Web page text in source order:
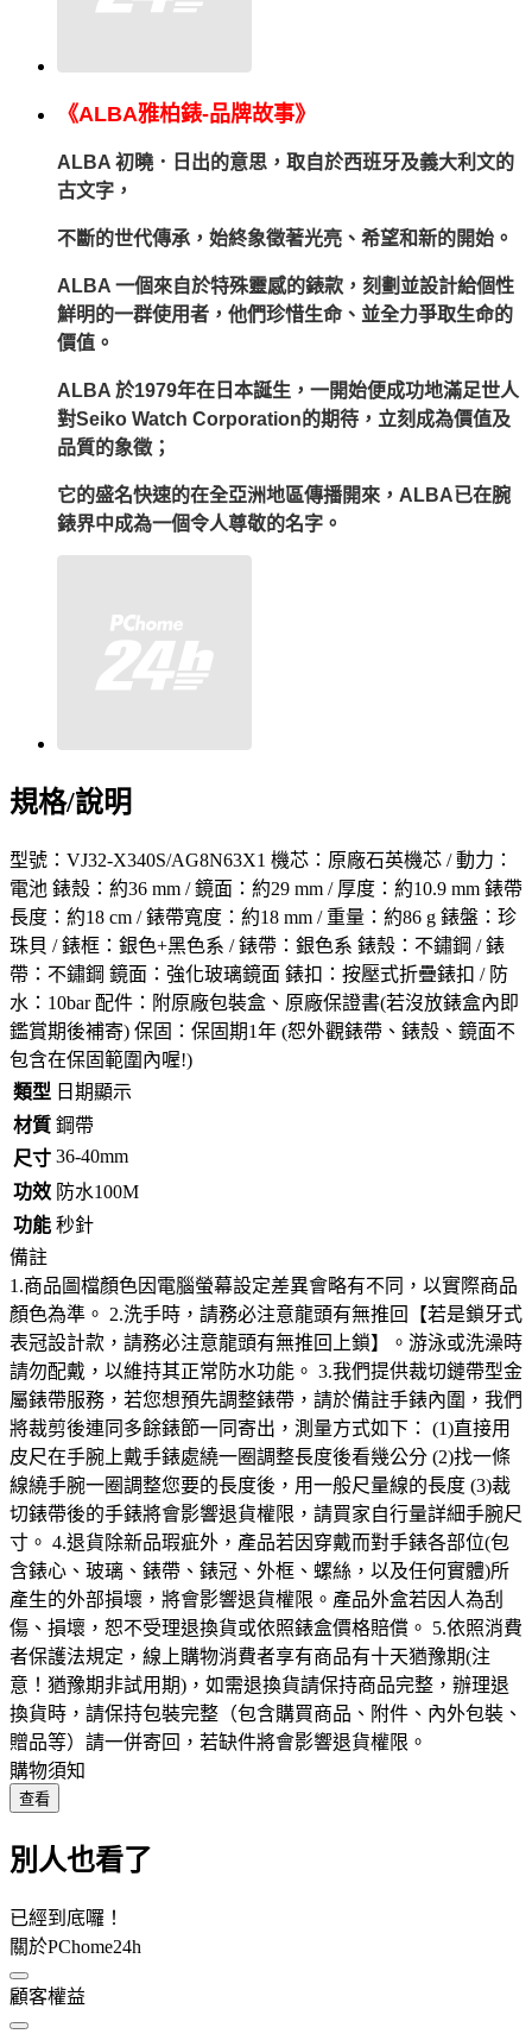
《ALBA雅柏錶-品牌故事》
ALBA 初曉．日出的意思，取自於西班牙及義大利文的
古文字，
不斷的世代傳承，始終象徵著光亮、希望和新的開始。
ALBA 一個來自於特殊靈感的錶款，刻劃並設計給個性
鮮明的一群使用者，他們珍惜生命、並全力爭取生命的
價值。
ALBA 於1979年在日本誕生，一開始便成功地滿足世人
對Seiko Watch Corporation的期待，立刻成為價值及
品質的象徵；
它的盛名快速的在全亞洲地區傳播開來，ALBA已在腕
錶界中成為一個令人尊敬的名字。
規格/說明
型號：VJ32-X340S/AG8N63X1 機芯：原廠石英機芯 / 動力：
電池 錶殼：約36 mm / 鏡面：約29 mm / 厚度：約10.9 mm 錶帶
長度：約18 cm / 錶帶寬度：約18 mm / 重量：約86 g 錶盤：珍
珠貝 / 錶框：銀色+黑色系 / 錶帶：銀色系 錶殼：不鏽鋼 / 錶
帶：不鏽鋼 鏡面：強化玻璃鏡面 錶扣：按壓式折疊錶扣 / 防
水：10bar 配件：附原廠包裝盒、原廠保證書(若沒放錶盒內即
鑑賞期後補寄) 保固：保固期1年 (恕外觀錶帶、錶殼、鏡面不
包含在保固範圍內喔!)
類型 日期顯示
材質 鋼帶
尺寸 36-40mm
功效 防水100M
功能 秒針
備註
1.商品圖檔顏色因電腦螢幕設定差異會略有不同，以實際商品
顏色為準。 2.洗手時，請務必注意龍頭有無推回【若是鎖牙式
表冠設計款，請務必注意龍頭有無推回上鎖】。游泳或洗澡時
請勿配戴，以維持其正常防水功能。 3.我們提供裁切鏈帶型金
屬錶帶服務，若您想預先調整錶帶，請於備註手錶內圍，我們
將裁剪後連同多餘錶節一同寄出，測量方式如下： (1)直接用
皮尺在手腕上戴手錶處繞一圈調整長度後看幾公分 (2)找一條
線繞手腕一圈調整您要的長度後，用一般尺量線的長度 (3)裁
切錶帶後的手錶將會影響退貨權限，請買家自行量詳細手腕尺
寸。 4.退貨除新品瑕疵外，產品若因穿戴而對手錶各部位(包
含錶心、玻璃、錶帶、錶冠、外框、螺絲，以及任何實體)所
產生的外部損壞，將會影響退貨權限。產品外盒若因人為刮
傷、損壞，恕不受理退換貨或依照錶盒價格賠償。 5.依照消費
者保護法規定，線上購物消費者享有商品有十天猶豫期(注
意！猶豫期非試用期)，如需退換貨請保持商品完整，辦理退
換貨時，請保持包裝完整（包含購買商品、附件、內外包裝、
贈品等）請一併寄回，若缺件將會影響退貨權限。
購物須知
查看
別人也看了
已經到底囉！
關於PChome24h
顧客權益